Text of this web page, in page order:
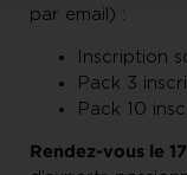
par email) :
Inscription
Pack 3
Pack 10
Rendez-vous le